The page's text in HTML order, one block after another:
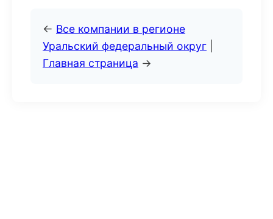
← Все компании в регионе
Уральский федеральный округ
Главная страница →